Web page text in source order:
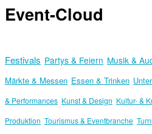
Event-Cloud
Festivals Partys & Feiern Musik &
Märkte & Messen Essen & Trinken
& Performances Kunst & Design Kultur- &
Produktion Tourismus & Eventbranche